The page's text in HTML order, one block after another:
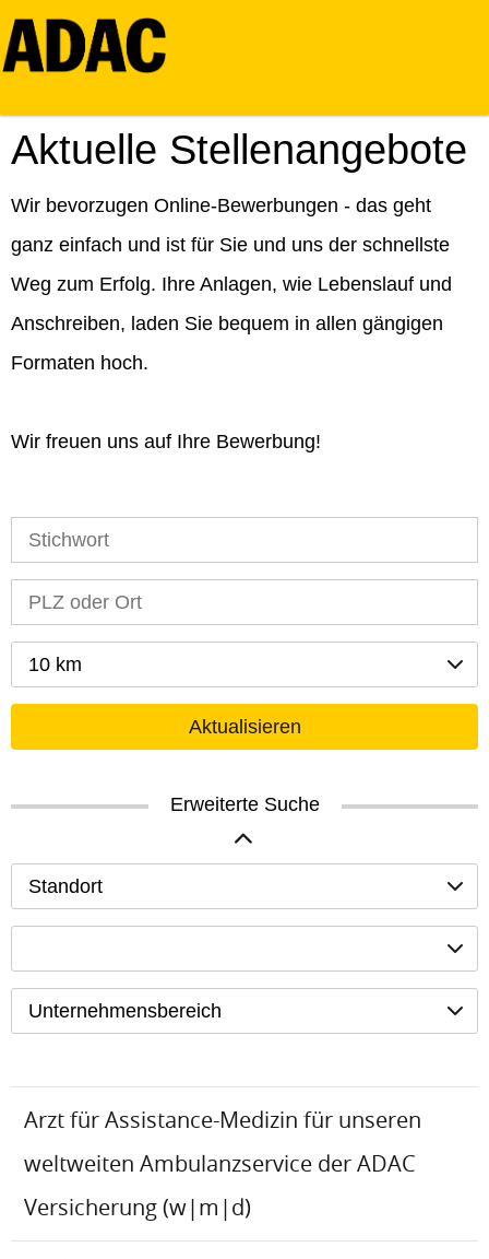
Aktuelle Stellenangebote
Wir bevorzugen Online-Bewerbungen - das geht
ganz einfach und ist für Sie und uns der schnellste
Weg zum Erfolg. Ihre Anlagen, wie Lebenslauf und
Anschreiben, laden Sie bequem in allen gängigen
Formaten hoch.
Wir freuen uns auf Ihre Bewerbung!
10 km
Aktualisieren
Erweiterte Suche
Standort
Unternehmensbereich
Arzt für Assistance-Medizin für unseren
weltweiten Ambulanzservice der ADAC
Versicherung (w|m|d)